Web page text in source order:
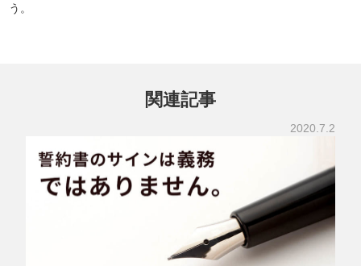
う。
関連記事
2020.7.2